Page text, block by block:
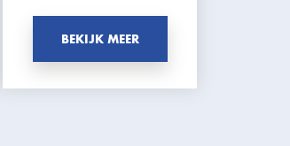
BEKIJK MEER